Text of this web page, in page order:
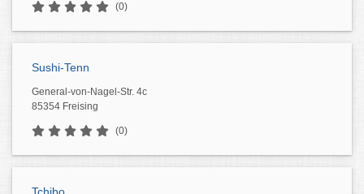
(0)
Sushi-Tenn
General-von-Nagel-Str. 4c
85354 Freising
(0)